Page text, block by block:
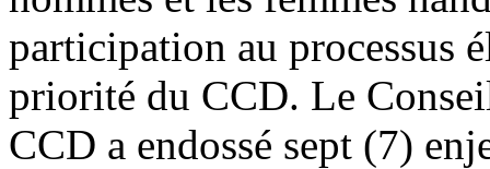
participation au processus
priorité du CCD. Le
CCD a endossé sept (7)